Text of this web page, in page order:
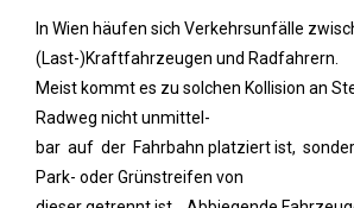
In Wien häufen sich Verkehrsunfälle
(Last-)Kraftfahrzeugen und Radfahrern.
Meist kommt es zu solchen Kollision an
Radweg nicht unmittel-
bar auf der Fahrbahn platziert ist,
Park- oder Grünstreifen von